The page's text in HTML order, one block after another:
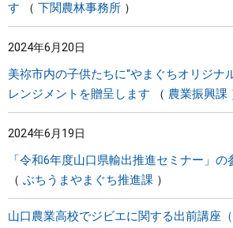
す
下関農林事務所
2024年6月20日
美祢市内の子供たちに“やまぐちオリジナ
レンジメントを贈呈します
農業振興課
2024年6月19日
「令和6年度山口県輸出推進セミナー」の
ぶちうまやまぐち推進課
山口農業高校でジビエに関する出前講座